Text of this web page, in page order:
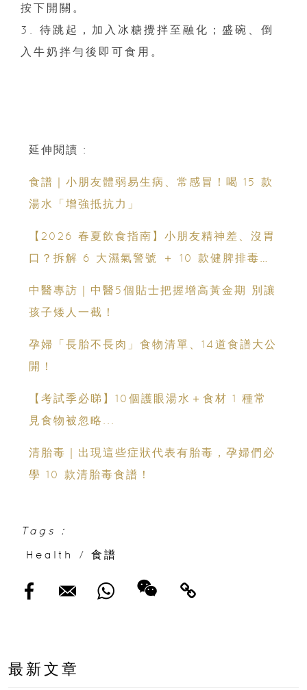
按下開關。
3. 待跳起，加入冰糖攪拌至融化；盛碗、倒
入牛奶拌勻後即可食用。
延伸閱讀 :
食譜｜小朋友體弱易生病、常感冒！喝 15 款
湯水「增強抵抗力」
【2026 春夏飲食指南】小朋友精神差、沒胃
口？拆解 6 大濕氣警號 ＋ 10 款健脾排毒祛
中醫專訪｜中醫5個貼士把握增高黃金期 別讓
孩子矮人一截！
孕婦「長胎不長肉」食物清單、14道食譜大公
開！
【考試季必睇】10個護眼湯水＋食材 1 種常
見食物被忽略...
清胎毒｜出現這些症狀代表有胎毒，孕婦們必
學 10 款清胎毒食譜！
Tags :
Health
/ 食譜
最新文章